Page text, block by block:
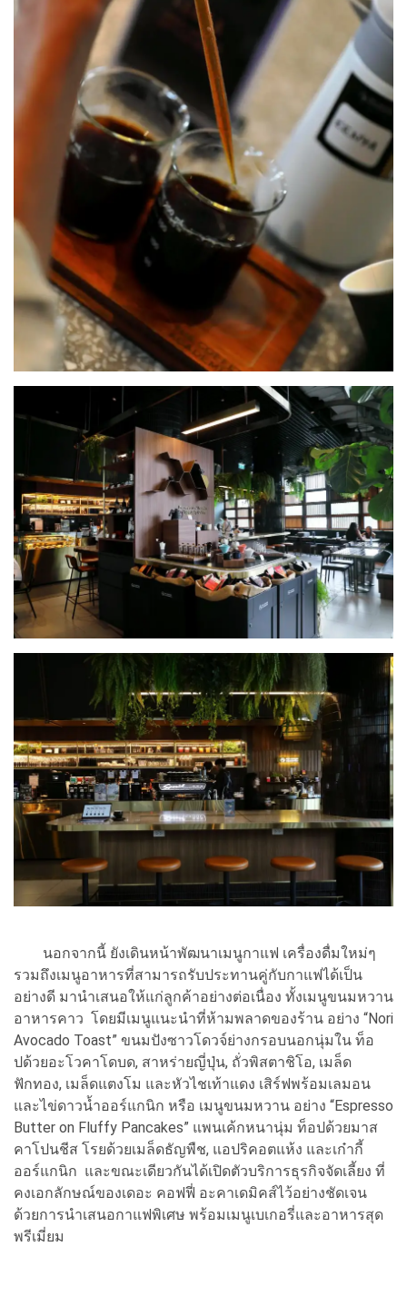
นอกจากนี้ ยังเดินหน้าพัฒนาเมนูกาแฟ เครื่องดื่มใหม่ๆ
รวมถึงเมนูอาหารที่สามารถรับประทานคู่กับกาแฟได้เป็น
อย่างดี มานำเสนอให้แก่ลูกค้าอย่างต่อเนื่อง ทั้งเมนูขนมหวาน
อาหารคาว โดยมีเมนูแนะนำที่ห้ามพลาดของร้าน อย่าง “Nori
Avocado Toast” ขนมปังซาวโดวจ์ย่างกรอบนอกนุ่มใน ท็อ
ปด้วยอะโวคาโดบด, สาหร่ายญี่ปุ่น, ถั่วพิสตาชิโอ, เมล็ด
ฟักทอง, เมล็ดแตงโม และหัวไชเท้าแดง เสิร์ฟพร้อมเลมอน
และไข่ดาวน้ำออร์แกนิก หรือ เมนูขนมหวาน อย่าง “Espresso
Butter on Fluffy Pancakes” แพนเค้กหนานุ่ม ท็อปด้วยมาส
คาโปนชีส โรยด้วยเมล็ดธัญพืช, แอปริคอตแห้ง และเก๋ากี้
ออร์แกนิก และขณะเดียวกันได้เปิดตัวบริการธุรกิจจัดเลี้ยง ที่
คงเอกลักษณ์ของเดอะ คอฟฟี่ อะคาเดมิคส์ไว้อย่างชัดเจน
ด้วยการนำเสนอกาแฟพิเศษ พร้อมเมนูเบเกอรี่และอาหารสุด
พรีเมี่ยม